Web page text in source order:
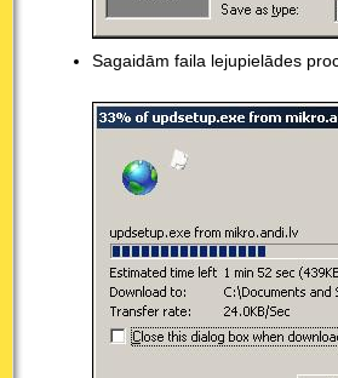
Sagaidām faila lejupielādes